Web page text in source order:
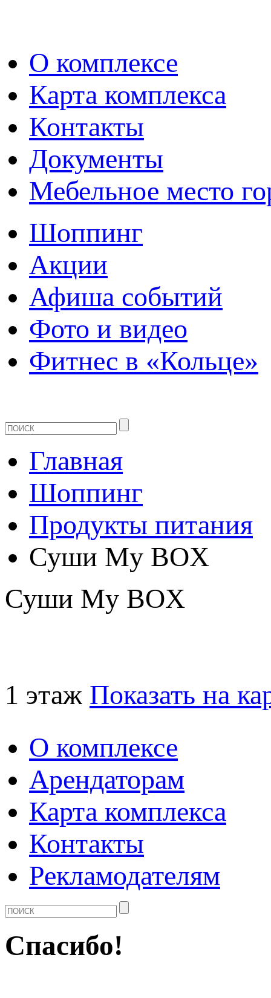
О комплексе
Карта комплекса
Контакты
Документы
Мебельное место
Шоппинг
Акции
Афиша событий
Фото и видео
Фитнес в «Кольце»
Главная
Шоппинг
Продукты питания
Суши Мy BOX
Суши Мy BOX
1 этаж Показать на
О комплексе
Арендаторам
Карта комплекса
Контакты
Рекламодателям
Спасибо!